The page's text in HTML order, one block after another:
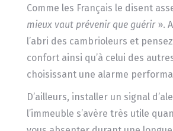
Comme les Français le disent
mieux vaut prévenir que guérir».
l’abri des cambrioleurs et
confort ainsi qu’à celui des
choisissant une alarme
D’ailleurs, installer un signal
l’immeuble s’avère très utile